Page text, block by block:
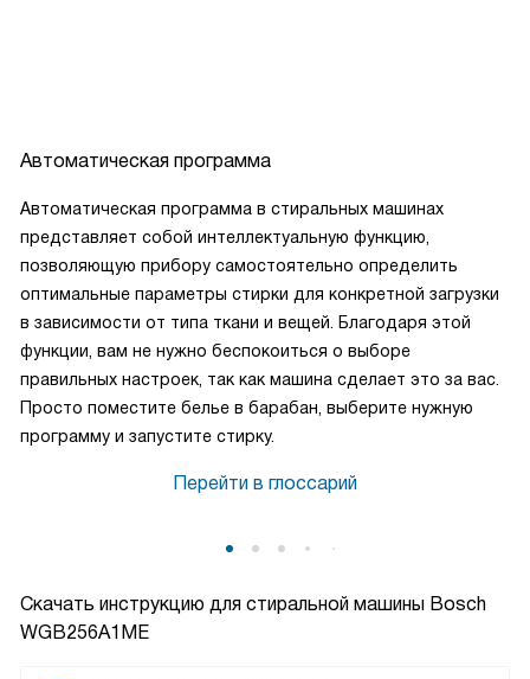
Автоматическая программа
представляет собой интеллектуальную функцию,
оптимальные параметры стирки для конкретной загрузки
в зависимости от типа ткани и вещей. Благодаря этой